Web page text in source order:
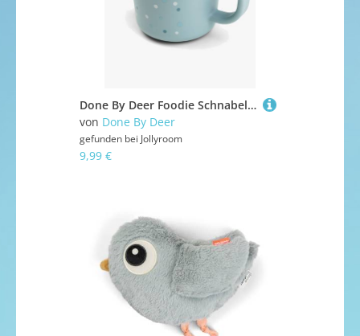
Done By Deer Foodie Schnabeltasse Happy Dots, Blue
von Done By Deer
gefunden bei Jollyroom
9,99 €